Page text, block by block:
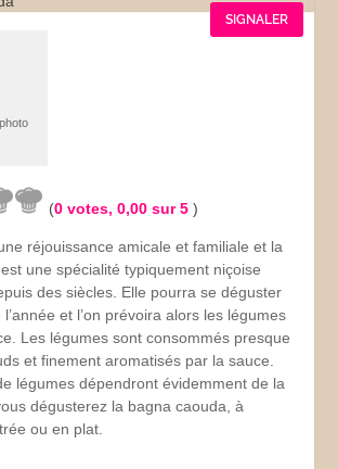
SIGNALER
(0 votes,0,00 sur 5)
réjouissance amicale et familiale et la
une spécialité typiquement niçoise
des siècles. Elle pourra se déguster
et l’on prévoira alors les légumes
Les légumes sont consommés presque
et finement aromatisés par la sauce.
légumes dépendront évidemment de la
dégusterez la bagna caouda, à
ou en plat.